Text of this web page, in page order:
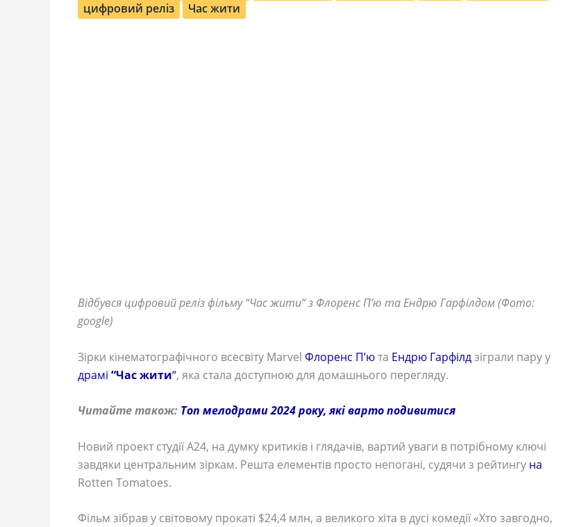
цифровий реліз
Час жити
Відбувся цифровий реліз фільму “Час жити” з Флоренс П’ю та Ендрю Гарфілдом (Фото:
google)
Зірки кінематографічного всесвіту Marvel Флоренс П’юта Ендрю Гарфілдзіграли пару у
драмі “Час жити“, яка стала доступною для домашнього перегляду.
Читайте також: Топ мелодрами 2024 року, які варто подивитися
Новий проект студії А24, на думку критиків і глядачів, вартий уваги в потрібному ключі
завдяки центральним зіркам. Решта елементів просто непогані, судячи з рейтингу на
Rotten Tomatoes.
Фільм зібрав у світовому прокаті $24,4 млн, а великого хіта в дусі комедії «Хто завгодно,